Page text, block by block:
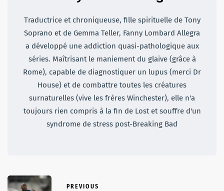
Traductrice et chroniqueuse, fille spirituelle de Tony
Soprano et de Gemma Teller, Fanny Lombard Allegra
a développé une addiction quasi-pathologique aux
séries. Maîtrisant le maniement du glaive (grâce à
Rome), capable de diagnostiquer un lupus (merci Dr
House) et de combattre toutes les créatures
surnaturelles (vive les frères Winchester), elle n'a
toujours rien compris à la fin de Lost et souffre d'un
syndrome de stress post-Breaking Bad
PREVIOUS